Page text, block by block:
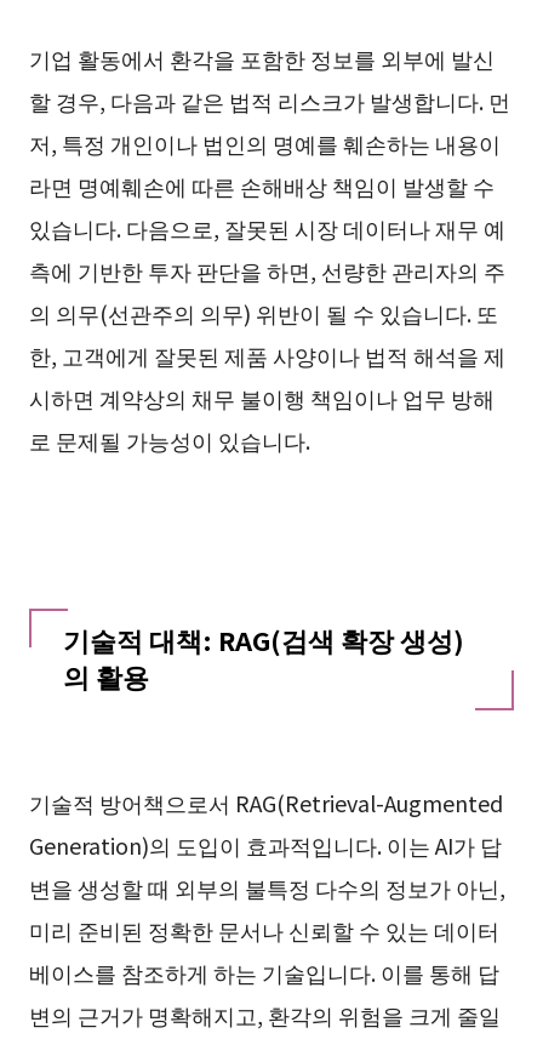
기업 활동에서 환각을 포함한 정보를 외부에 발신
할 경우, 다음과 같은 법적 리스크가 발생합니다. 먼
저, 특정 개인이나 법인의 명예를 훼손하는 내용이
라면 명예훼손에 따른 손해배상 책임이 발생할 수
있습니다. 다음으로, 잘못된 시장 데이터나 재무 예
측에 기반한 투자 판단을 하면, 선량한 관리자의 주
의 의무(선관주의 의무) 위반이 될 수 있습니다. 또
한, 고객에게 잘못된 제품 사양이나 법적 해석을 제
시하면 계약상의 채무 불이행 책임이나 업무 방해
로 문제될 가능성이 있습니다.
기술적 대책: RAG(검색 확장 생성)
의 활용
기술적 방어책으로서 RAG(Retrieval-Augmented
Generation)의 도입이 효과적입니다. 이는 AI가 답
변을 생성할 때 외부의 불특정 다수의 정보가 아닌,
미리 준비된 정확한 문서나 신뢰할 수 있는 데이터
베이스를 참조하게 하는 기술입니다. 이를 통해 답
변의 근거가 명확해지고, 환각의 위험을 크게 줄일